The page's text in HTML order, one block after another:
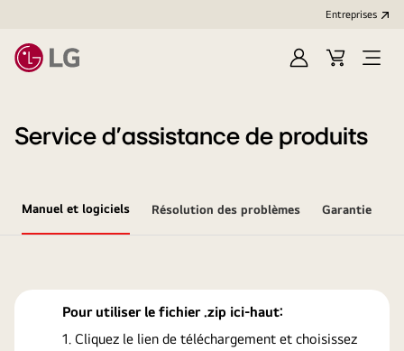
Entreprises​
OuvrirCart
Open
Service d’assistance de produits
Manuel et logiciels Résolution des problèmes Garantie
Pour utiliser le fichier .zip ici-haut:
Cliquez le lien de téléchargement et choisissez